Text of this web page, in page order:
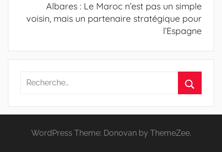
Albares : Le Maroc n’est pas un simple
voisin, mais un partenaire stratégique pour
l’Espagne
Recherche
:
WordPress Theme: Donovan by ThemeZee.